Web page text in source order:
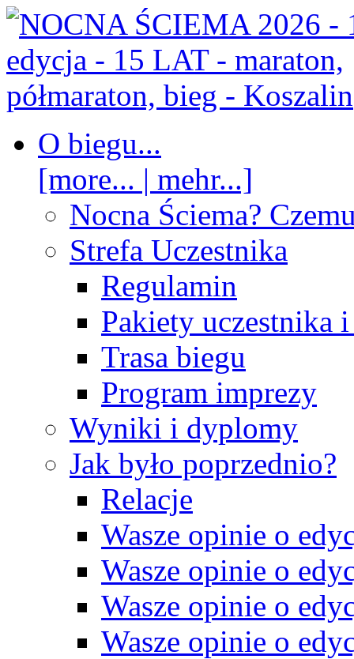
O biegu...
[more... | mehr...]
Nocna Ściema?
Strefa Uczestnika
Regulamin
Pakiety uczestnika
Trasa biegu
Program imprezy
Wyniki i dyplomy
Jak było poprzednio?
Relacje
Wasze opinie o
Wasze opinie o
Wasze opinie o
Wasze opinie o